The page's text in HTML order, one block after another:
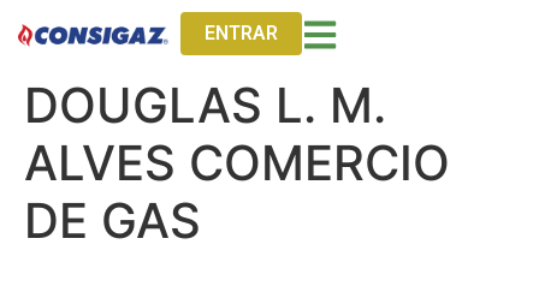
ENTRAR
DOUGLAS L. M.
ALVES COMERCIO
DE GAS